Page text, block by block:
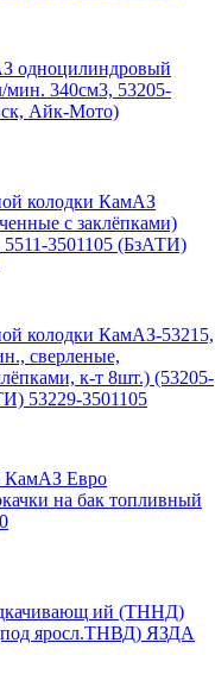
одноцилиндровый
340см3, 53205-
Айк-Мото)
колодки КамАЗ
с заклёпками)
3501105 (БзАТИ)
колодки КамАЗ-53215,
сверленые,
к-т 8шт.) (53205-
53229-3501105
КамАЗ Евро
на бак топливный
ий (ТННД)
яросл.ТНВД) ЯЗДА